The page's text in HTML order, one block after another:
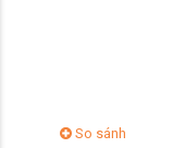
So sánh